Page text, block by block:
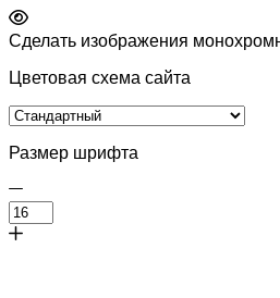
Сделать изображения
Цветовая схема сайта
Размер шрифта